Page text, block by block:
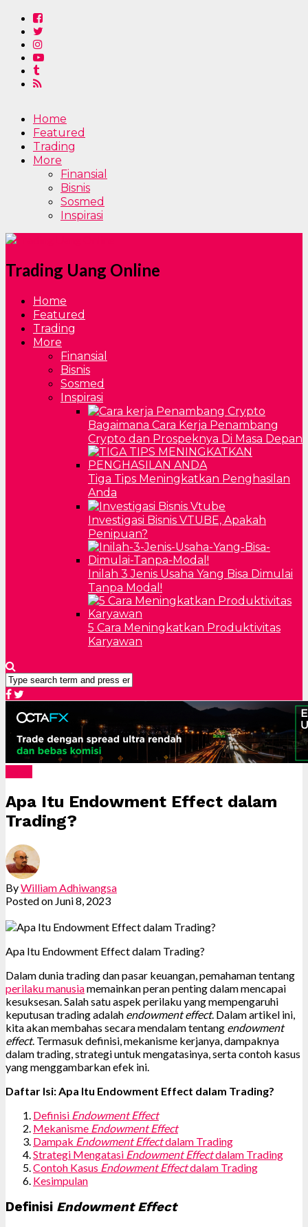
Home
Featured
Trading
More
Finansial
Bisnis
Sosmed
Inspirasi
Trading Uang Online
Home
Featured
Trading
More
Finansial
Bisnis
Sosmed
Inspirasi
Bagaimana Cara Kerja Penambang
Crypto dan Prospeknya Di Masa Depan
Tiga Tips Meningkatkan Penghasilan
Anda
Investigasi Bisnis VTUBE, Apakah
Penipuan?
Inilah 3 Jenis Usaha Yang Bisa Dimulai
Tanpa Modal!
5 Cara Meningkatkan Produktivitas
Karyawan
Apa Itu Endowment Effect dalam
Trading?
ByWilliam Adhiwangsa
Posted on Juni 8, 2023
Apa Itu Endowment Effect dalam Trading?
Dalam dunia trading dan pasar keuangan, pemahaman tentang
perilaku manusiamemainkan peran penting dalam mencapai
kesuksesan. Salah satu aspek perilaku yang mempengaruhi
keputusan trading adalah endowment effect. Dalam artikel ini,
kita akan membahas secara mendalam tentang endowment
effect. Termasuk definisi, mekanisme kerjanya, dampaknya
dalam trading, strategi untuk mengatasinya, serta contoh kasus
yang menggambarkan efek ini.
Daftar Isi: Apa Itu Endowment Effect dalam Trading?
Definisi Endowment Effect
Mekanisme Endowment Effect
Dampak Endowment Effectdalam Trading
Strategi Mengatasi Endowment Effectdalam Trading
Contoh Kasus Endowment Effectdalam Trading
Kesimpulan
Definisi Endowment Effect